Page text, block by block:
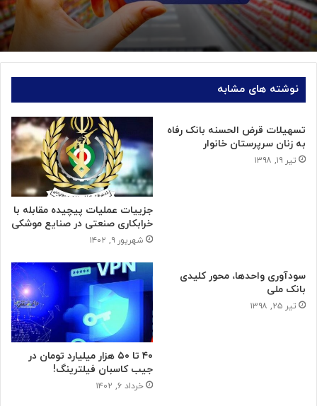
نوشته های مشابه
تسهیلات قرض الحسنه بانک رفاه
به زنان سرپرستان خانوار
تیر ۱۹, ۱۳۹۸
جزییات عملیات پیچیده مقابله با
خرابکاری صنعتی در صنایع موشکی
شهریور ۹, ۱۴۰۲
سودآوری واحدها، محور کلیدی
بانک ملی
تیر ۲۵, ۱۳۹۸
۴۰ تا ۵۰ هزار میلیارد تومان در
جیب کاسبان فیلترینگ!
خرداد ۶, ۱۴۰۲